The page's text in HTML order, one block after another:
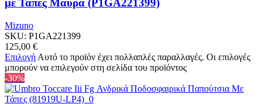
με Τάπες Μαύρα (P1GA221399)
Mizuno
SKU: P1GA221399
125,00 €
Επιλογή Αυτό το προϊόν έχει πολλαπλές παραλλαγές. Οι επιλογές
μπορούν να επιλεγούν στη σελίδα του προϊόντος
-30%